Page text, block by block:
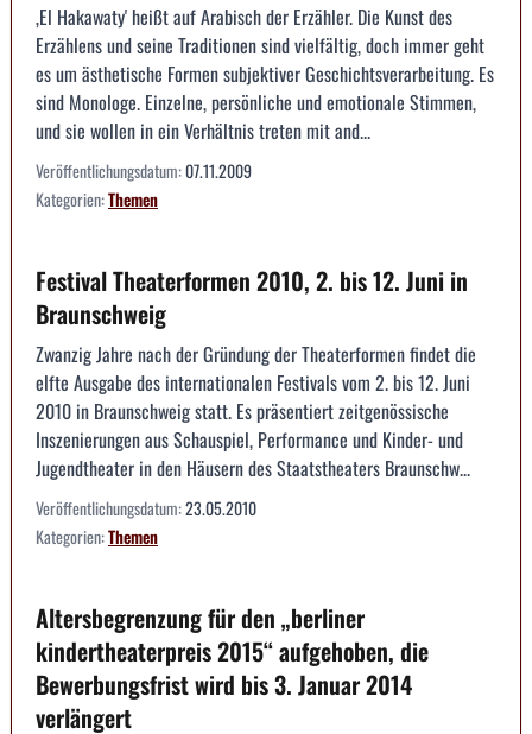
‚El Hakawaty' heißt auf Arabisch der Erzähler. Die Kunst des
Erzählens und seine Traditionen sind vielfältig, doch immer geht
es um ästhetische Formen subjektiver Geschichtsverarbeitung. Es
sind Monologe. Einzelne, persönliche und emotionale Stimmen,
und sie wollen in ein Verhältnis treten mit and...
Veröffentlichungsdatum:07.11.2009
Kategorien:Themen
Festival Theaterformen 2010, 2. bis 12. Juni in
Braunschweig
Zwanzig Jahre nach der Gründung der Theaterformen findet die
elfte Ausgabe des internationalen Festivals vom 2. bis 12. Juni
2010 in Braunschweig statt. Es präsentiert zeitgenössische
Inszenierungen aus Schauspiel, Performance und Kinder- und
Jugendtheater in den Häusern des Staatstheaters Braunschw...
Veröffentlichungsdatum:23.05.2010
Kategorien:Themen
Altersbegrenzung für den „berliner
kindertheaterpreis 2015“ aufgehoben, die
Bewerbungsfrist wird bis 3. Januar 2014
verlängert